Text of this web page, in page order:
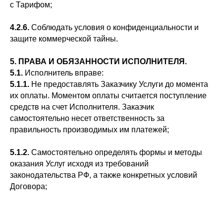
с Тарифом;
4.2.6. Соблюдать условия о конфиденциальности и
защите коммерческой тайны.
5. ПРАВА И ОБЯЗАННОСТИ ИСПОЛНИТЕЛЯ.
5.1. Исполнитель вправе:
5.1.1. Не предоставлять Заказчику Услуги до момента
их оплаты. Моментом оплаты считается поступление
средств на счет Исполнителя. Заказчик
самостоятельно несет ответственность за
правильность производимых им платежей;
5.1.2. Самостоятельно определять формы и методы
оказания Услуг исходя из требований
законодательства РФ, а также конкретных условий
Договора;